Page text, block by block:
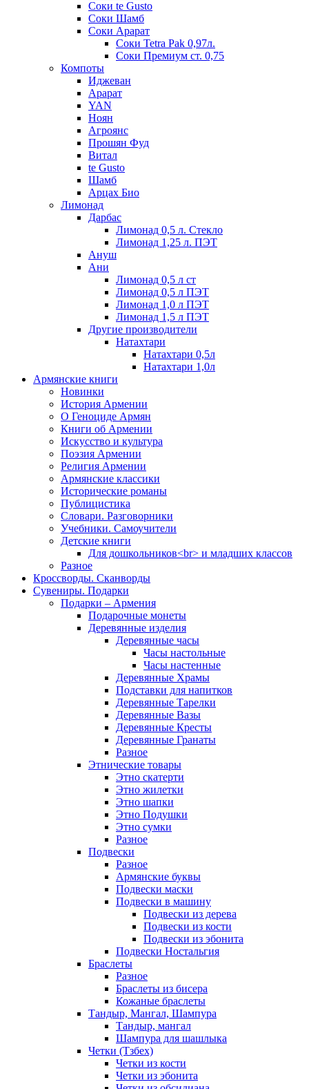
Соки te Gusto
Соки Шамб
Соки Арарат
Соки Tetra Pak 0,97л.
Соки Премиум ст. 0,75
Компоты
Иджеван
Арарат
YAN
Ноян
Агроянс
Прошян Фуд
Витал
te Gusto
Шамб
Арцах Био
Лимонад
Дарбас
Лимонад 0,5 л. Стекло
Лимонад 1,25 л. ПЭТ
Ануш
Ани
Лимонад 0,5 л ст
Лимонад 0,5 л ПЭТ
Лимонад 1,0 л ПЭТ
Лимонад 1,5 л ПЭТ
Другие производители
Натахтари
Натахтари 0,5л
Натахтари 1,0л
Армянские книги
Новинки
История Армении
О Геноциде Армян
Книги об Армении
Иcкусство и культура
Поэзия Армении
Религия Армении
Армянские классики
Исторические романы
Публицистика
Словари. Разговорники
Учебники. Самоучители
Детские книги
Для дошкольников<br> и младших классов
Разное
Кроссворды. Сканворды
Сувениры. Подарки
Подарки – Армения
Подарочные монеты
Деревянные изделия
Деревянные часы
Часы настольные
Часы настенные
Деревянные Храмы
Подставки для напитков
Деревянные Тарелки
Деревянные Вазы
Деревянные Кресты
Деревянные Гранаты
Разное
Этнические товары
Этно скатерти
Этно жилетки
Этно шапки
Этно Подушки
Этно сумки
Разное
Подвески
Разное
Армянские буквы
Подвески маски
Подвески в машину
Подвески из дерева
Подвески из кости
Подвески из эбонита
Подвески Ностальгия
Браслеты
Разное
Браслеты из бисера
Кожаные браслеты
Тандыр, Мангал, Шампура
Тандыр, мангал
Шампура для шашлыка
Четки (Тзбех)
Четки из кости
Четки из эбонита